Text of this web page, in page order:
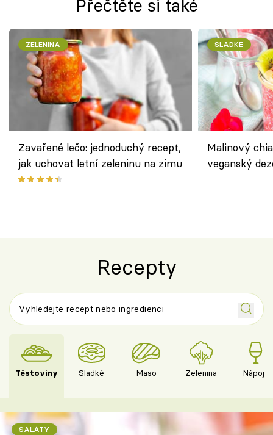
Přečtěte si také
ZELENINA
Zavařené lečo: jednoduchý recept,
jak uchovat letní zeleninu na zimu
SLADKÉ
Malinový
veganský
Recepty
Těstoviny Sladké Maso Zelenina Nápoje
SALÁTY